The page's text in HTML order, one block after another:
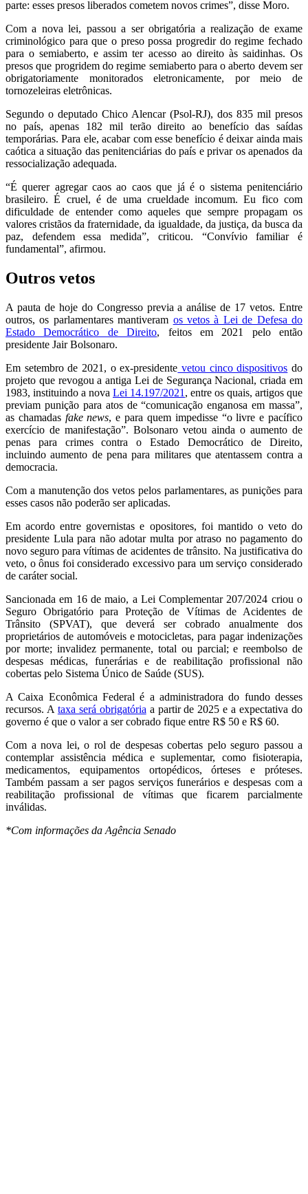
parte: esses presos liberados cometem novos crimes”, disse Moro.
Com a nova lei, passou a ser obrigatória a realização de exame
criminológico para que o preso possa progredir do regime fechado
para o semiaberto, e assim ter acesso ao direito às saidinhas. Os
presos que progridem do regime semiaberto para o aberto devem ser
obrigatoriamente monitorados eletronicamente, por meio de
tornozeleiras eletrônicas.
Segundo o deputado Chico Alencar (Psol-RJ), dos 835 mil presos
no país, apenas 182 mil terão direito ao benefício das saídas
temporárias. Para ele, acabar com esse benefício é deixar ainda mais
caótica a situação das penitenciárias do país e privar os apenados da
ressocialização adequada.
“É querer agregar caos ao caos que já é o sistema penitenciário
brasileiro. É cruel, é de uma crueldade incomum. Eu fico com
dificuldade de entender como aqueles que sempre propagam os
valores cristãos da fraternidade, da igualdade, da justiça, da busca da
paz, defendem essa medida”, criticou. “Convívio familiar é
fundamental”, afirmou.
Outros vetos
A pauta de hoje do Congresso previa a análise de 17 vetos. Entre
outros, os parlamentares mantiveram os vetos à Lei de Defesa do
Estado Democrático de Direito, feitos em 2021 pelo então
presidente Jair Bolsonaro.
Em setembro de 2021, o ex-presidente vetou cinco dispositivos do
projeto que revogou a antiga Lei de Segurança Nacional, criada em
1983, instituindo a nova Lei 14.197/2021 , entre os quais, artigos que
previam punição para atos de “comunicação enganosa em massa”,
as chamadas fake news, e para quem impedisse “o livre e pacífico
exercício de manifestação”. Bolsonaro vetou ainda o aumento de
penas para crimes contra o Estado Democrático de Direito,
incluindo aumento de pena para militares que atentassem contra a
democracia.
Com a manutenção dos vetos pelos parlamentares, as punições para
esses casos não poderão ser aplicadas.
Em acordo entre governistas e opositores, foi mantido o veto do
presidente Lula para não adotar multa por atraso no pagamento do
novo seguro para vítimas de acidentes de trânsito. Na justificativa do
veto, o ônus foi considerado excessivo para um serviço considerado
de caráter social.
Sancionada em 16 de maio, a Lei Complementar 207/2024 criou o
Seguro Obrigatório para Proteção de Vítimas de Acidentes de
Trânsito (SPVAT), que deverá ser cobrado anualmente dos
proprietários de automóveis e motocicletas, para pagar indenizações
por morte; invalidez permanente, total ou parcial; e reembolso de
despesas médicas, funerárias e de reabilitação profissional não
cobertas pelo Sistema Único de Saúde (SUS).
A Caixa Econômica Federal é a administradora do fundo desses
recursos. A taxa será obrigatória a partir de 2025 e a expectativa do
governo é que o valor a ser cobrado fique entre R$ 50 e R$ 60.
Com a nova lei, o rol de despesas cobertas pelo seguro passou a
contemplar assistência médica e suplementar, como fisioterapia,
medicamentos, equipamentos ortopédicos, órteses e próteses.
Também passam a ser pagos serviços funerários e despesas com a
reabilitação profissional de vítimas que ficarem parcialmente
inválidas.
*Com informações da Agência Senado